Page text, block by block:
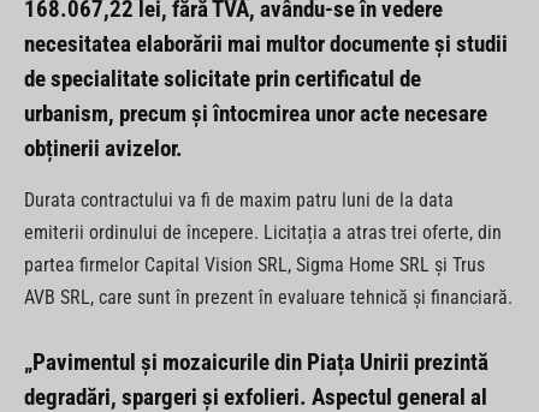
168.067,22 lei, fără TVA, avându-se în vedere
necesitatea elaborării mai multor documente și studii
de specialitate solicitate prin certificatul de
urbanism, precum și întocmirea unor acte necesare
obținerii avizelor.
Durata contractului va fi de maxim patru luni de la data
emiterii ordinului de începere. Licitația a atras trei oferte, din
partea firmelor Capital Vision SRL, Sigma Home SRL și Trus
AVB SRL, care sunt în prezent în evaluare tehnică și financiară.
„Pavimentul și mozaicurile din Piața Unirii prezintă
degradări, spargeri și exfolieri. Aspectul general al